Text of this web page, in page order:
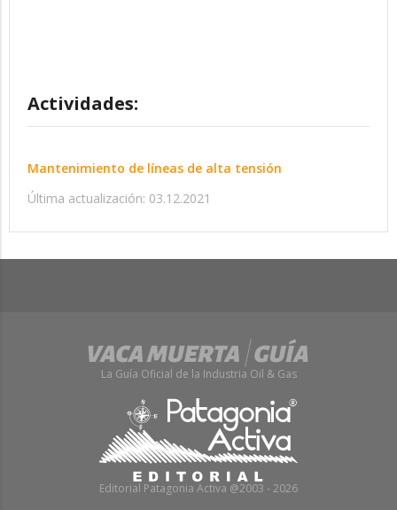
Actividades:
Mantenimiento de líneas de alta tensión
Última actualización: 03.12.2021
La Guía Oficial de la Industria Oil & Gas
Editorial Patagonia Activa @2003 - 2026